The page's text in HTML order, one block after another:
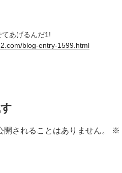
あげるんだ1!
blog-entry-1599.html
開されることはありません。 ※